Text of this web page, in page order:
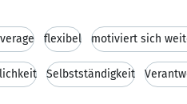
flexibel motiviert sich
Selbstständigkeit